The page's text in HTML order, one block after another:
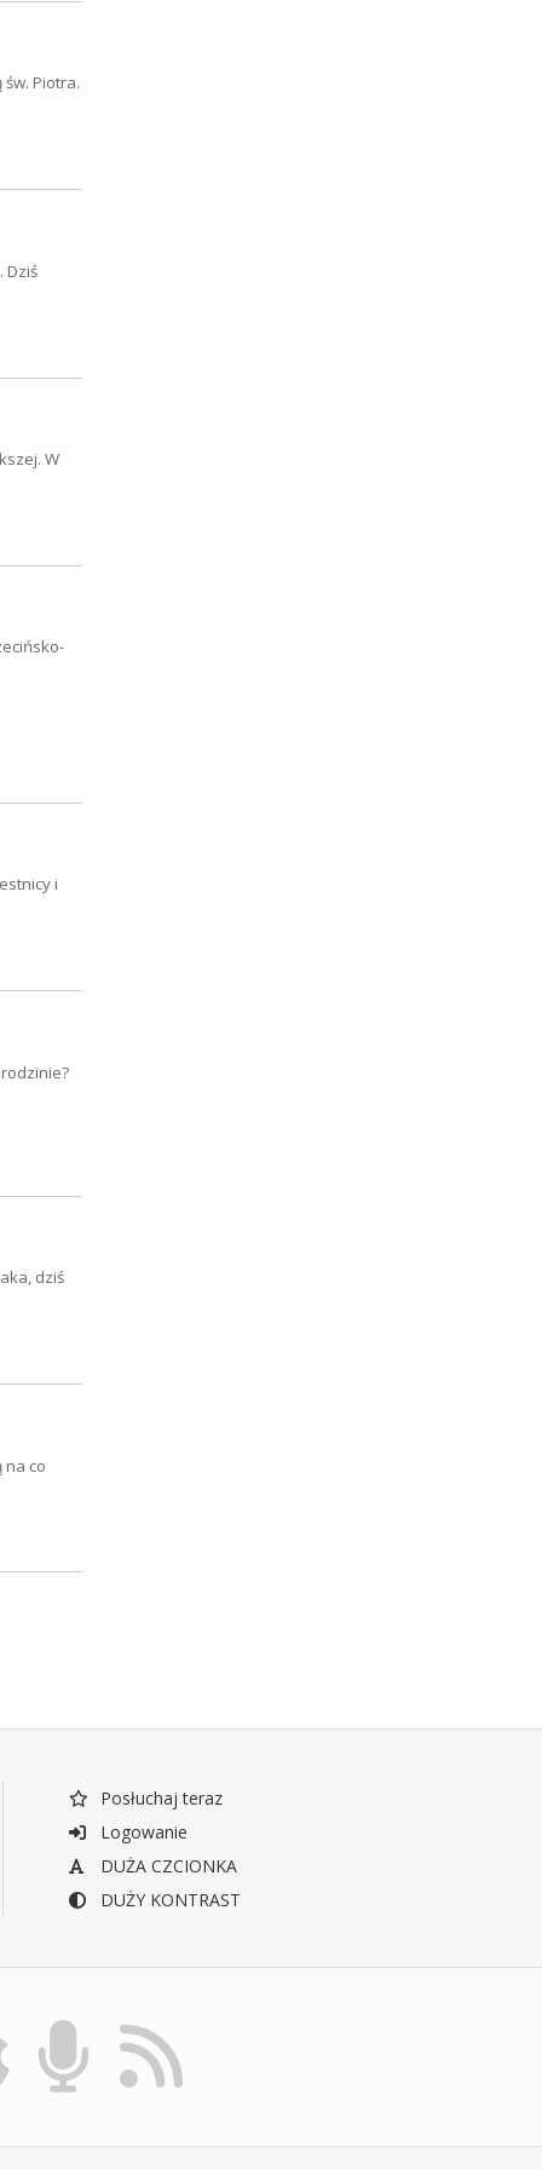
Piotra.
Dziś
W
i
dziś
na co
Posłuchaj teraz
Logowanie
DUŻA CZCIONKA
DUŻY KONTRAST